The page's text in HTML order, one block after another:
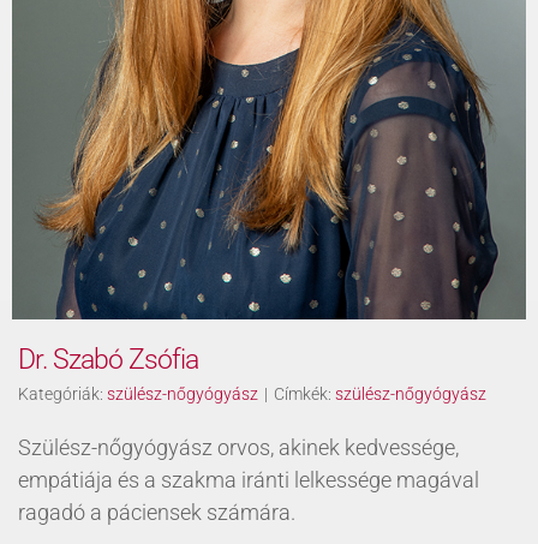
Dr. Szabó Zsófia
Kategóriák: szülész-nőgyógyász | Címkék: szülész-nőgyógyász
Szülész-nőgyógyász orvos, akinek kedvessége,
empátiája és a szakma iránti lelkessége magával
ragadó a páciensek számára.